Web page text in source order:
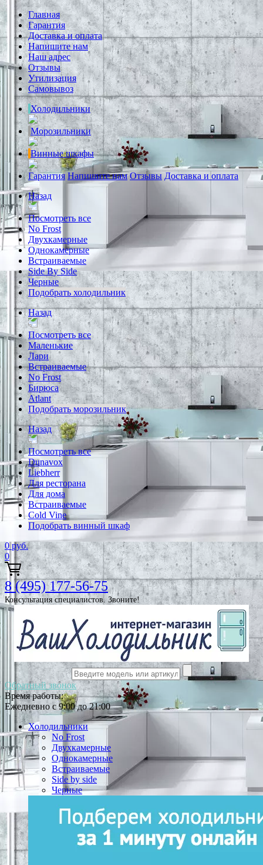
Главная
Гарантия
Доставка и оплата
Напишите нам
Наш адрес
Отзывы
Утилизация
Самовывоз
Холодильники
Морозильники
Винные шкафы
Гарантия Напишите нам Отзывы Доставка и оплата
Назад
Посмотреть все
No Frost
Двухкамерные
Однокамерные
Встраиваемые
Side By Side
Черные
Подобрать холодильник
Назад
Посмотреть все
Маленькие
Лари
Встраиваемые
No Frost
Бирюса
Atlant
Подобрать морозильник
Назад
Посмотреть все
Dunavox
Liebherr
Для ресторана
Для дома
Встраиваемые
Cold Vine
Подобрать винный шкаф
0 руб.
0
8 (495) 177-56-75
Консультация специалистов. Звоните!
Обратный звонок
Время работы:
Ежедневно с 9:00 до 21:00
Холодильники
No Frost
Двухкамерные
Однокамерные
Встраиваемые
Side by side
Черные